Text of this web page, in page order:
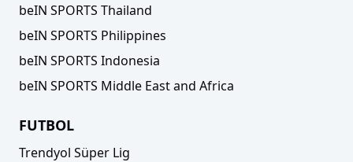
beIN SPORTS Thailand
beIN SPORTS Philippines
beIN SPORTS Indonesia
beIN SPORTS Middle East and Africa
FUTBOL
Trendyol Süper Lig